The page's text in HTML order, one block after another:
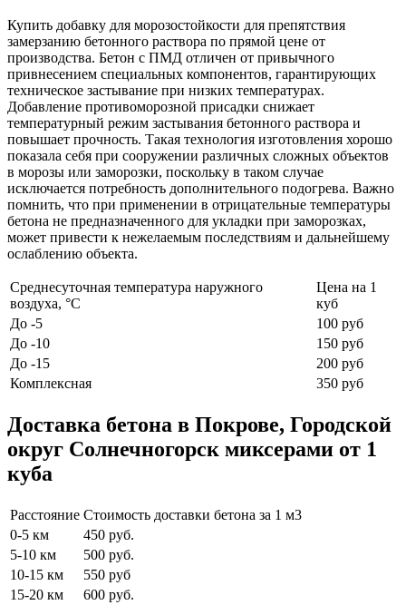
Купить добавку для морозостойкости для препятствия
замерзанию бетонного раствора по прямой цене от
производства. Бетон с ПМД отличен от привычного
привнесением специальных компонентов, гарантирующих
техническое застывание при низких температурах.
Добавление противоморозной присадки снижает
температурный режим застывания бетонного раствора и
повышает прочность. Такая технология изготовления хорошо
показала себя при сооружении различных сложных объектов
в морозы или заморозки, поскольку в таком случае
исключается потребность дополнительного подогрева. Важно
помнить, что при применении в отрицательные температуры
бетона не предназначенного для укладки при заморозках,
может привести к нежелаемым последствиям и дальнейшему
ослаблению объекта.
Среднесуточная температура наружного
воздуха, °C
Цена на 1
куб
До -5
100 руб
До -10
150 руб
До -15
200 руб
Комплексная
350 руб
Доставка бетона в Покрове, Городской
округ Солнечногорск миксерами от 1
куба
Расстояние Стоимость доставки бетона за 1 м3
0-5 км
450 руб.
5-10 км
500 руб.
10-15 км
550 руб
15-20 км
600 руб.